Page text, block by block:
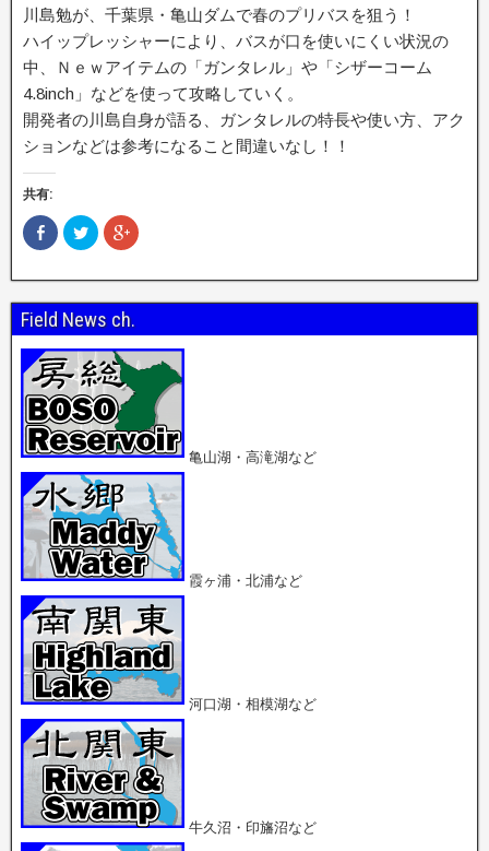
川島勉が、千葉県・亀山ダムで春のプリバスを狙う！
ハイップレッシャーにより、バスが口を使いにくい状況の
中、Ｎｅｗアイテムの「ガンタ­レル」や「シザーコーム
4.8inch」などを使って攻略していく。
開発者の川島自身が語る、ガンタレルの特長や使い方、アク
ションなどは参考になること­間違いなし！！
共有:
F
a
b
o
k
で
共
有
(
新
し
い
ウ
ィ
ン
ウ
で
開
き
ま
す
)
ク
リ
し
T
w
i
t
t
e
r
で
共
有
(
新
い
ウ
ィ
ン
ド
ウ
で
開
き
ま
す
)
ク
リ
し
G
o
o
g
l
e
+
で
有
(
新
い
ン
ド
ウ
で
開
き
ま
す
)
Field News ch.
亀山湖・高滝湖など
霞ヶ浦・北浦など
河口湖・相模湖など
牛久沼・印旛沼など